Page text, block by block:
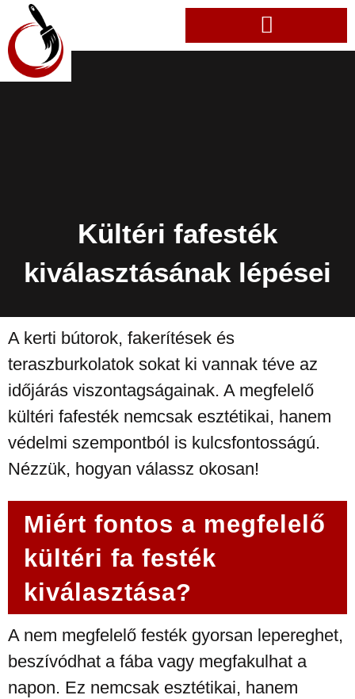
Kültéri fafesték
kiválasztásának lépései
A kerti bútorok, fakerítések és
teraszburkolatok sokat ki vannak téve az
időjárás viszontagságainak. A megfelelő
kültéri fafesték nemcsak esztétikai, hanem
védelmi szempontból is kulcsfontosságú.
Nézzük, hogyan válassz okosan!
Miért fontos a megfelelő
kültéri fa festék
kiválasztása?
A nem megfelelő festék gyorsan lepereghet,
beszívódhat a fába vagy megfakulhat a
napon. Ez nemcsak esztétikai, hanem